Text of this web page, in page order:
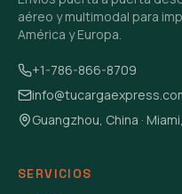
aéreo y multimodal para
América y Europa.
+1-786-866-8709
Guangzhou, China ·
SERVICIOS